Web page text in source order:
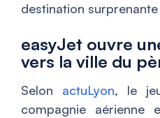
destination surprenante
easyJet ouvre
vers la ville du
Selon actuLyon, le
compagnie aérienne